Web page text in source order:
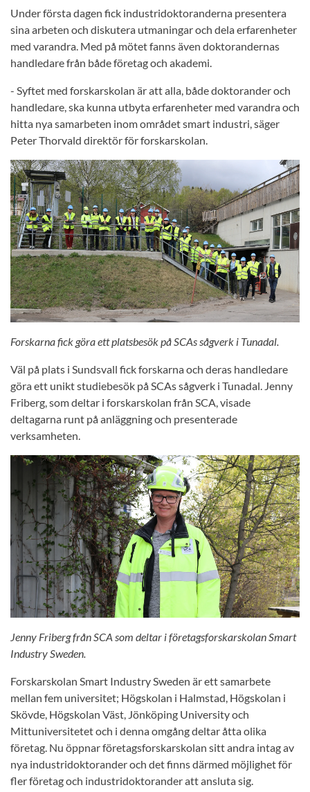
Under första dagen fick industridoktoranderna presentera
sina arbeten och diskutera utmaningar och dela erfarenheter
med varandra. Med på mötet fanns även doktorandernas
handledare från både företag och akademi.
- Syftet med forskarskolan är att alla, både doktorander och
handledare, ska kunna utbyta erfarenheter med varandra och
hitta nya samarbeten inom området smart industri, säger
Peter Thorvald direktör för forskarskolan.
Forskarna fick göra ett platsbesök på SCAs sågverk i Tunadal.
Väl på plats i Sundsvall fick forskarna och deras handledare
göra ett unikt studiebesök på SCAs sågverk i Tunadal. Jenny
Friberg, som deltar i forskarskolan från SCA, visade
deltagarna runt på anläggning och presenterade
verksamheten.
Jenny Friberg från SCA som deltar i företagsforskarskolan Smart
Industry Sweden.
Forskarskolan Smart Industry Sweden är ett samarbete
mellan fem universitet; Högskolan i Halmstad, Högskolan i
Skövde, Högskolan Väst, Jönköping University och
Mittuniversitetet och i denna omgång deltar åtta olika
företag. Nu öppnar företagsforskarskolan sitt andra intag av
nya industridoktorander och det finns därmed möjlighet för
fler företag och industridoktorander att ansluta sig.